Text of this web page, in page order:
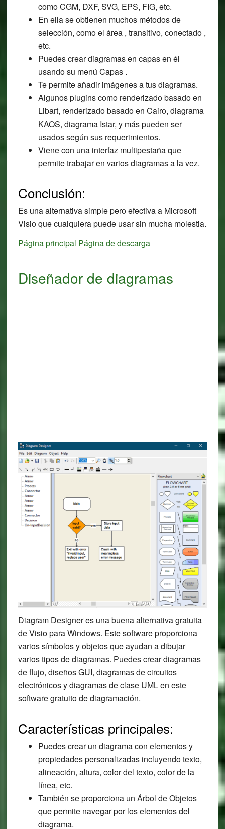
como CGM, DXF, SVG, EPS, FIG, etc.
En ella se obtienen muchos métodos de
selección, como el área , transitivo, conectado ,
etc.
Puedes crear diagramas en capas en él
usando su menú Capas .
Te permite añadir imágenes a tus diagramas.
Algunos plugins como renderizado basado en
Libart, renderizado basado en Cairo, diagrama
KAOS, diagrama Istar, y más pueden ser
usados según sus requerimientos.
Viene con una interfaz multipestaña que
permite trabajar en varios diagramas a la vez.
Conclusión:
Es una alternativa simple pero efectiva a Microsoft
Visio que cualquiera puede usar sin mucha molestia.
Página principal Página de descarga
Diseñador de diagramas
Diagram Designer es una buena alternativa gratuita
de Visio para Windows. Este software proporciona
varios símbolos y objetos que ayudan a dibujar
varios tipos de diagramas. Puedes crear diagramas
de flujo, diseños GUI, diagramas de circuitos
electrónicos y diagramas de clase UML en este
software gratuito de diagramación.
Características principales:
Puedes crear un diagrama con elementos y
propiedades personalizadas incluyendo texto,
alineación, altura, color del texto, color de la
línea, etc.
También se proporciona un Árbol de Objetos
que permite navegar por los elementos del
diagrama.